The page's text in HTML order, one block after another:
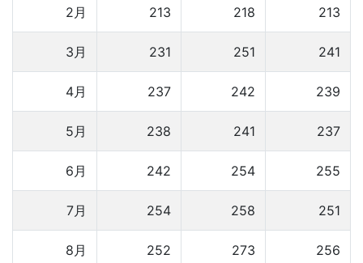
2月 213 218 213
3月 231 251 241
4月 237 242 239
5月 238 241 237
6月 242 254 255
7月 254 258 251
8月 252 273 256